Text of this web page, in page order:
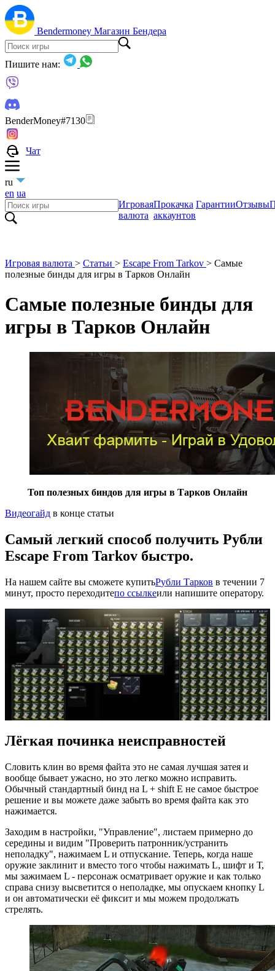
Bendermoney Магазин Бендера
Пишите нам:
BenderMoney#7130
Чат
ru
en ua
Игровая
валюта
Прокачка
аккаунтов
ГарантииОтзывы
Игровая валюта > Статьи > Escape From Tarkov > Самые
полезные бинды для игры в Тарков Онлайн
Самые полезные бинды для
игры в Тарков Онлайн
Топ полезных биндов для игры в Тарков Онлайн
Видеогайд в конце статьи
Самый легкий способ получить Рубли
Escape From Tarkov быстро.
На нашем сайте вы сможете купитьРубли Тарков в течении 7
минут, просто переходитепо ссылкеили напишите оператору.
Лёгкая починка неисправностей
Словить клин во время файта это не самая лучшая затея и
вообще бывает ужасно, но это легко можно исправить.
Обычный стандартный бинд на L + shift E не самое быстрое
решение и вы можете даже забыть во время файта как это
нажимается.
Заходим в настройки, "Управление", листаем примерно до
середины и видим "Проверить патронник/устранить
неполадку", нажимаем L и отпускание. Теперь, когда наше
оружие заклинит и вместо того чтобы нажимать L, шифт и Т,
мы зажимаем L - персонаж осматривает оружие и как только
справа снизу высветится о неполадке, мы опускаем кнопку L
и он автоматически её фиксит и мы можем продолжать
стрелять.